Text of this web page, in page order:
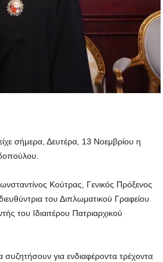
σήμερα, Δευτέρα, 13 Νοεμβρίου η
Κούτρας, Γενικός Πρόξενος
του Διπλωματικού Γραφείου
του Ιδιαιτέρου Πατριαρχικού
για ενδιαφέροντα τρέχοντα